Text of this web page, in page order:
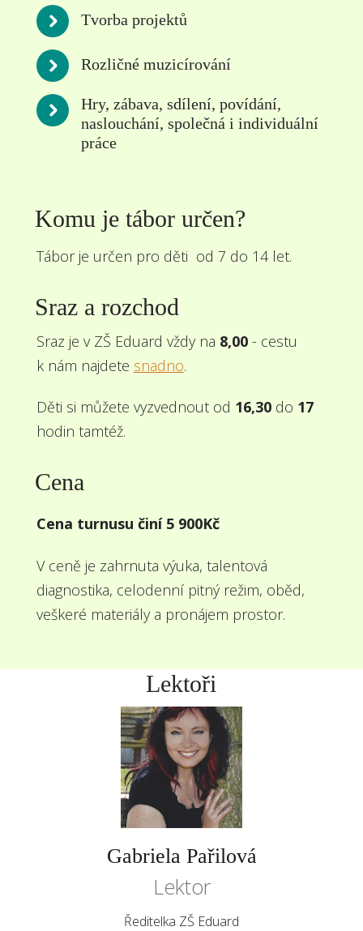
Tvorba projektů
Rozličné muzicírování
Hry, zábava, sdílení, povídání,
naslouchání, společná i individuální
práce
Komu je tábor určen?
Tábor je určen pro děti od 7 do 14 let.
Sraz a rozchod
Sraz je v ZŠ Eduard vždy na 8,00- cestu
k nám najdete snadno.
Děti si můžete vyzvednout od 16,30 do 17
hodin tamtéž.
Cena
Cena turnusu činí 5 900Kč
V ceně je zahrnuta výuka, talentová
diagnostika, celodenní pitný režim, oběd,
veškeré materiály a pronájem prostor.
Lektoři
Gabriela Pařilová
Lektor
Ředitelka ZŠ Eduard